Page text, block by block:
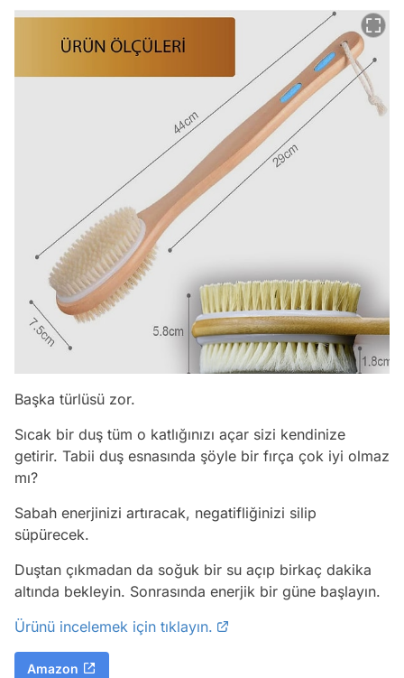
Başka türlüsü zor.
Sıcak bir duş tüm o katlığınızı açar sizi kendinize
getirir. Tabii duş esnasında şöyle bir fırça çok iyi olmaz
mı?
Sabah enerjinizi artıracak, negatifliğinizi silip
süpürecek.
Duştan çıkmadan da soğuk bir su açıp birkaç dakika
altında bekleyin. Sonrasında enerjik bir güne başlayın.
Ürünü incelemek için tıklayın.
Amazon